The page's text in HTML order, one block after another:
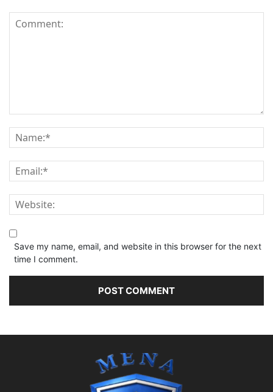
Save my name, email, and website in this browser for the next
time I comment.